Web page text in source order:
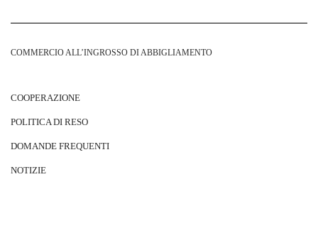
COMMERCIO ALL’INGROSSO DI ABBIGLIAMENTO
COOPERAZIONE
POLITICA DI RESO
DOMANDE FREQUENTI
NOTIZIE